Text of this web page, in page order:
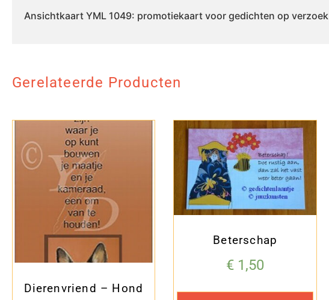
Ansichtkaart YML 1049: promotiekaart voor gedichten op verzoek
Gerelateerde Producten
Dierenvriend – Hond
Beterschap
€ 1,50